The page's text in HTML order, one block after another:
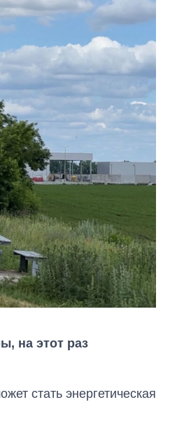
на этот раз
стать энергетическая